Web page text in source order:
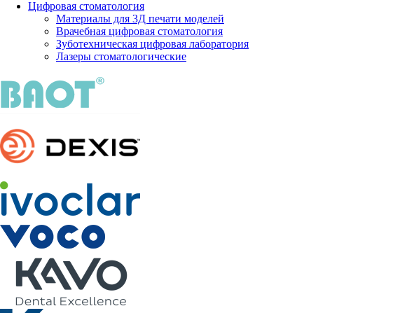
Цифровая стоматология
Материалы для 3Д печати моделей
Врачебная цифровая стоматология
Зуботехническая цифровая лаборатория
Лазеры стоматологические